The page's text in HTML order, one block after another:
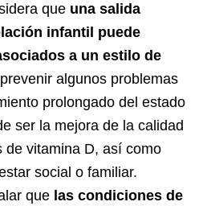
que una salida
infantil puede
a un estilo de
algunos problemas
prolongado del estado
ser la mejora de la calidad
de vitamina D, así como
social o familiar.
que las condiciones de